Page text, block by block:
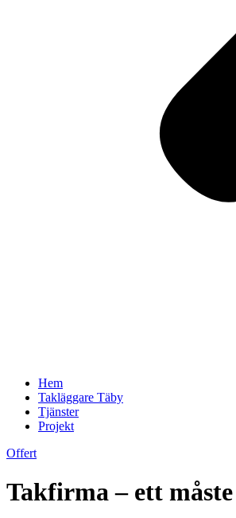
Hem
Takläggare Täby
Tjänster
Projekt
Offert
Takfirma – ett